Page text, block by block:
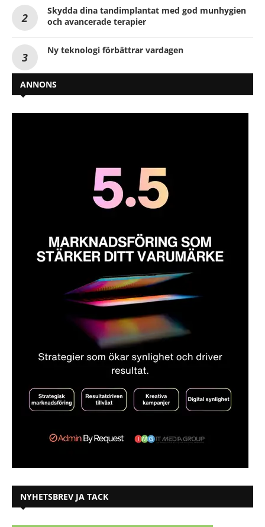
Skydda dina tandimplantat med god munhygien
och avancerade terapier
Ny teknologi förbättrar vardagen
ANNONS
NYHETSBREV JA TACK